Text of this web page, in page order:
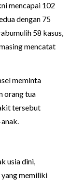
mencapai 102
dengan 75
58 kasus,
mencatat
meminta
orang tua
tersebut
usia dini,
memiliki